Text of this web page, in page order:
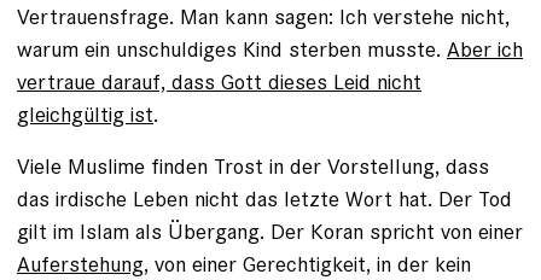
Vertrauensfrage. Man kann sagen: Ich verstehe nicht,
warum ein unschuldiges Kind sterben musste. Aber ich
vertraue darauf, dass Gott dieses Leid nicht
gleichgültig ist.
Viele Muslime finden Trost in der Vorstellung, dass
das irdische Leben nicht das letzte Wort hat. Der Tod
gilt im Islam als Übergang. Der Koran spricht von einer
Auferstehung, von einer Gerechtigkeit, in der kein